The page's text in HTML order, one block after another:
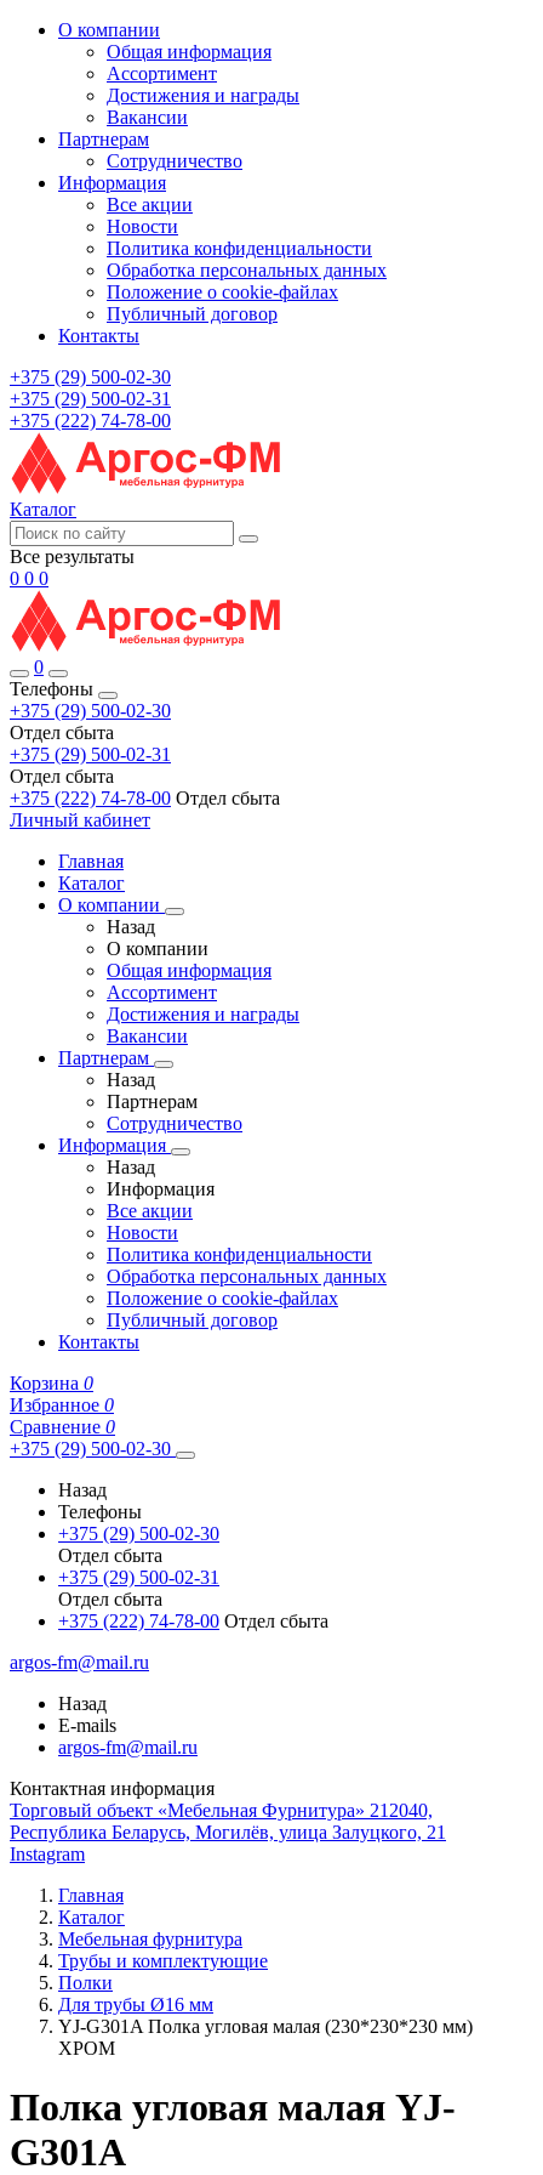
О компании
Общая информация
Ассортимент
Достижения и награды
Вакансии
Партнерам
Сотрудничество
Информация
Все акции
Новости
Политика конфиденциальности
Обработка персональных данных
Положение о cookie-файлах
Публичный договор
Контакты
+375 (29) 500-02-30
+375 (29) 500-02-31
+375 (222) 74-78-00
Каталог
Все результаты
0 0 0
0
Телефоны
+375 (29) 500-02-30
Отдел сбыта
+375 (29) 500-02-31
Отдел сбыта
+375 (222) 74-78-00 Отдел сбыта
Личный кабинет
Главная
Каталог
О компании
Назад
О компании
Общая информация
Ассортимент
Достижения и награды
Вакансии
Партнерам
Назад
Партнерам
Сотрудничество
Информация
Назад
Информация
Все акции
Новости
Политика конфиденциальности
Обработка персональных данных
Положение о cookie-файлах
Публичный договор
Контакты
Корзина 0
Избранное 0
Сравнение 0
+375 (29) 500-02-30
Назад
Телефоны
+375 (29) 500-02-30
Отдел сбыта
+375 (29) 500-02-31
Отдел сбыта
+375 (222) 74-78-00 Отдел сбыта
argos-fm@mail.ru
Назад
E-mails
argos-fm@mail.ru
Контактная информация
Торговый объект «Мебельная Фурнитура» 212040,
Республика Беларусь, Могилёв, улица Залуцкого, 21
Instagram
Главная
Каталог
Мебельная фурнитура
Трубы и комплектующие
Полки
Для трубы Ø16 мм
YJ-G301A Полка угловая малая (230*230*230 мм)
ХРОМ
Полка угловая малая YJ-
G301A